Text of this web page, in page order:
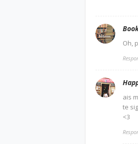
Oh,
ais
te
<3